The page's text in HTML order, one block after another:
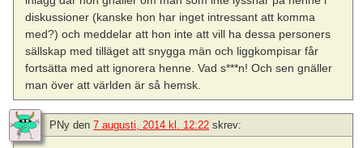
diskussioner (kanske hon har inget intressant att komma
med?) och meddelar att hon inte att vill ha dessa personers
sällskap med tilläget att snygga män och liggkompisar får
fortsätta med att ignorera henne. Vad s***n! Och sen gnäller
man över att världen är så hemsk.
PNy den 7 augusti, 2014 kl. 12:22 skrev: